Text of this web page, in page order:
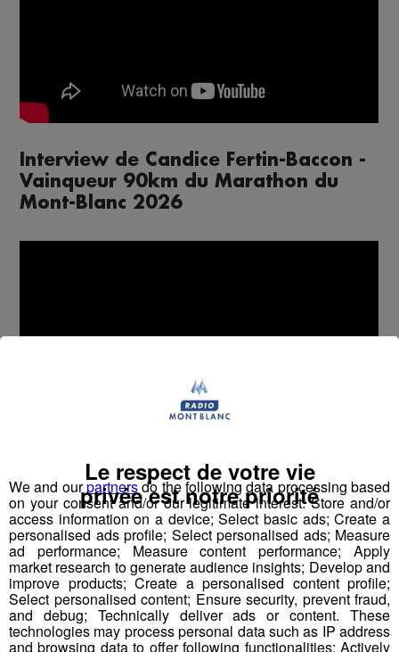
Interview de Candice Fertin-Baccon -
Vainqueur 90km du Marathon du
Mont-Blanc 2026
We and ourpartnersdo the following data processing based
on your consent and/or our legitimate interest: Store and/or
access information on a device; Select basic ads; Create a
personalised ads profile; Select personalised ads; Measure
ad performance; Measure content performance; Apply
market research to generate audience insights; Develop and
improve products; Create a personalised content profile;
Select personalised content; Ensure security, prevent fraud,
and debug; Technically deliver ads or content. These
technologies may process personal data such as IP address
and browsing data to offer following functionalities: Actively
Le respect de votre vie
privée est notre priorité